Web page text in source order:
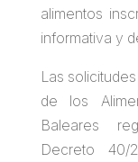
alimentos
informativa y
Las
de los
Baleares
Decreto 40/